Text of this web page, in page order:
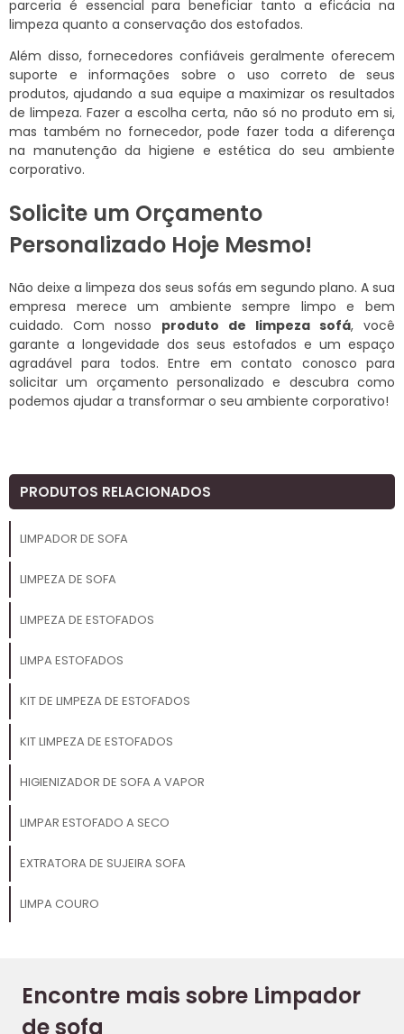
parceria é essencial para beneficiar tanto a eficácia na
limpeza quanto a conservação dos estofados.
Além disso, fornecedores confiáveis geralmente oferecem
suporte e informações sobre o uso correto de seus
produtos, ajudando a sua equipe a maximizar os resultados
de limpeza. Fazer a escolha certa, não só no produto em si,
mas também no fornecedor, pode fazer toda a diferença
na manutenção da higiene e estética do seu ambiente
corporativo.
Solicite um Orçamento
Personalizado Hoje Mesmo!
Não deixe a limpeza dos seus sofás em segundo plano. A sua
empresa merece um ambiente sempre limpo e bem
cuidado. Com nosso produto de limpeza sofá, você
garante a longevidade dos seus estofados e um espaço
agradável para todos. Entre em contato conosco para
solicitar um orçamento personalizado e descubra como
podemos ajudar a transformar o seu ambiente corporativo!
PRODUTOS RELACIONADOS
LIMPADOR DE SOFA
LIMPEZA DE SOFA
LIMPEZA DE ESTOFADOS
LIMPA ESTOFADOS
KIT DE LIMPEZA DE ESTOFADOS
KIT LIMPEZA DE ESTOFADOS
HIGIENIZADOR DE SOFA A VAPOR
LIMPAR ESTOFADO A SECO
EXTRATORA DE SUJEIRA SOFA
LIMPA COURO
Encontre mais sobre Limpador
de sofa